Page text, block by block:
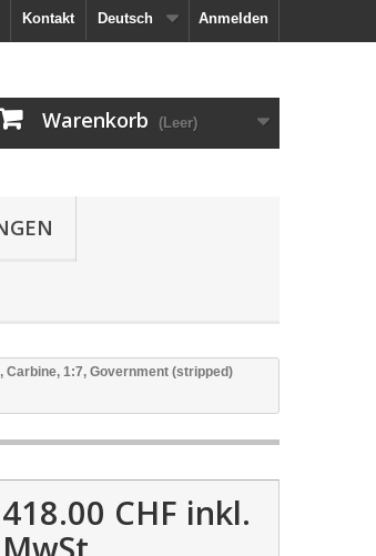
Anmelden
Deutsch
Kontakt
Warenkorb (Leer)
Carbine, 1:7, Government (stripped)
418.00 CHF inkl.